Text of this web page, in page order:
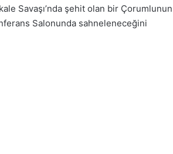
Savaşı’nda şehit olan bir Çorumlunun
Salonunda sahneleneceğini